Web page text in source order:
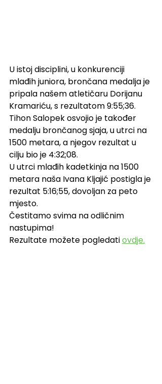
U istoj disciplini, u konkurenciji
mlađih juniora, brončana medalja je
pripala našem atletičaru Dorijanu
Kramariću, s rezultatom 9:55;36.
Tihon Salopek osvojio je također
medalju brončanog sjaja, u utrci na
1500 metara, a njegov rezultat u
cilju bio je 4:32;08.
U utrci mlađih kadetkinja na 1500
metara naša Ivana Kljajić postigla je
rezultat 5:16;55, dovoljan za peto
mjesto.
Čestitamo svima na odličnim
nastupima!
Rezultate možete pogledati ovdje.